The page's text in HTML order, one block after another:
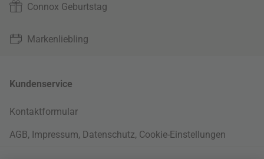
Connox Geburtstag
Markenliebling
Kundenservice
Kontaktformular
AGB, Impressum, Datenschutz, Cookie-Einstellungen